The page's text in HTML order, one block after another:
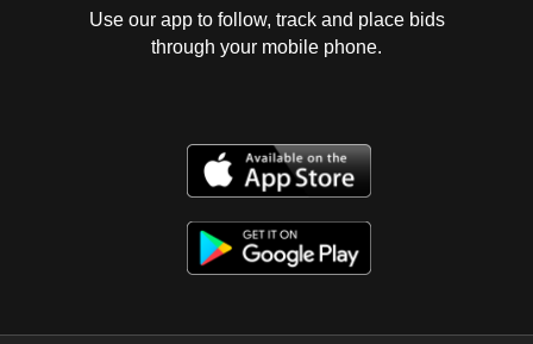
Use our app to follow, track and place bids
through your mobile phone.